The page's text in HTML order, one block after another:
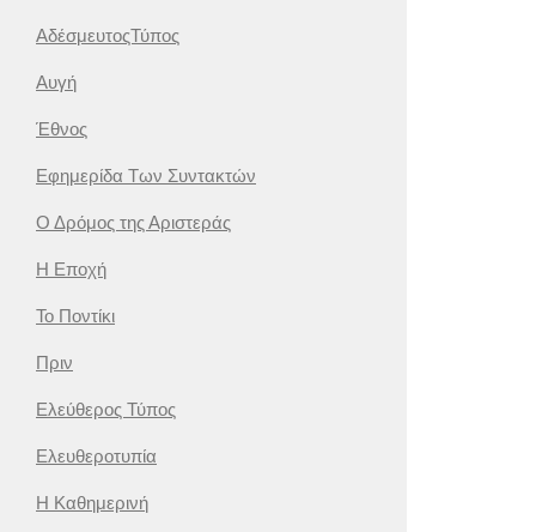
ΑδέσμευτοςΤύπος
Αυγή
Έθνος
Εφημερίδα Των Συντακτών
Ο Δρόμος της Αριστεράς
Η Εποχή
Το Ποντίκι
Πριν
Ελεύθερος Τύπος
Ελευθεροτυπία
Η Καθημερινή